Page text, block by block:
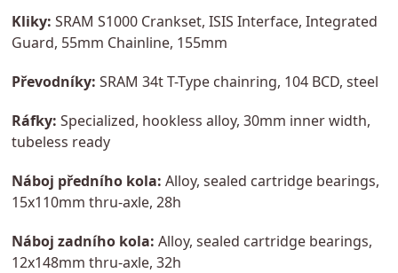
Kliky: SRAM S1000 Crankset, ISIS Interface, Integrated
Guard, 55mm Chainline, 155mm
Převodníky: SRAM 34t T-Type chainring, 104 BCD, steel
Ráfky: Specialized, hookless alloy, 30mm inner width,
tubeless ready
Náboj předního kola: Alloy, sealed cartridge bearings,
15x110mm thru-axle, 28h
Náboj zadního kola: Alloy, sealed cartridge bearings,
12x148mm thru-axle, 32h